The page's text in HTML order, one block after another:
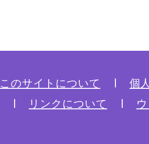
このサイトについて
個
リンクについて